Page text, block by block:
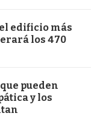
edificio más
los 470
pueden
y los